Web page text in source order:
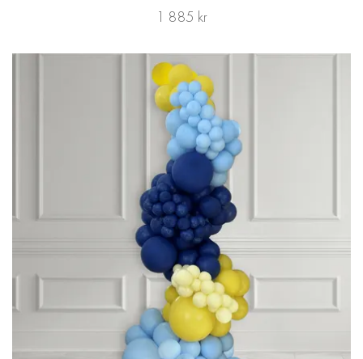
1 885 kr